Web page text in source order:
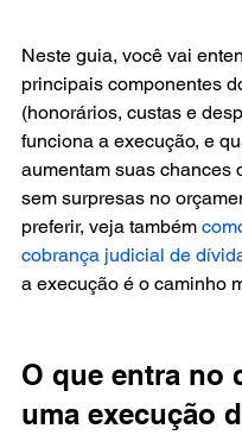
Neste guia, você vai
principais componentes
(honorários, custas e
funciona a execução, e
aumentam suas
sem surpresas no
preferir, veja também
cobrança judicial de
a execução é o caminho
O que entra no
uma execução